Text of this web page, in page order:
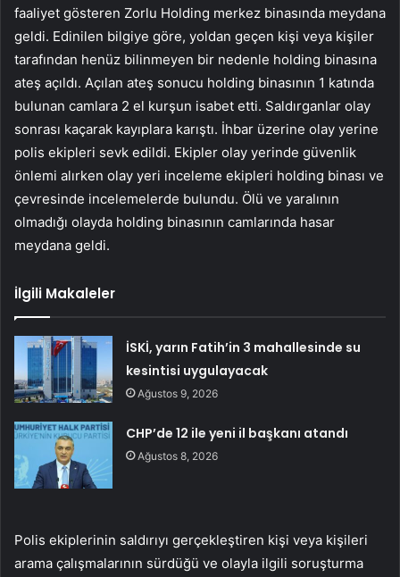
faaliyet gösteren Zorlu Holding merkez binasında meydana
geldi. Edinilen bilgiye göre, yoldan geçen kişi veya kişiler
tarafından henüz bilinmeyen bir nedenle holding binasına
ateş açıldı. Açılan ateş sonucu holding binasının 1 katında
bulunan camlara 2 el kurşun isabet etti. Saldırganlar olay
sonrası kaçarak kayıplara karıştı. İhbar üzerine olay yerine
polis ekipleri sevk edildi. Ekipler olay yerinde güvenlik
önlemi alırken olay yeri inceleme ekipleri holding binası ve
çevresinde incelemelerde bulundu. Ölü ve yaralının
olmadığı olayda holding binasının camlarında hasar
meydana geldi.
İlgili Makaleler
İSKİ, yarın Fatih’in 3 mahallesinde su
kesintisi uygulayacak
Ağustos 9, 2026
CHP’de 12 ile yeni il başkanı atandı
Ağustos 8, 2026
Polis ekiplerinin saldırıyı gerçekleştiren kişi veya kişileri
arama çalışmalarının sürdüğü ve olayla ilgili soruşturma